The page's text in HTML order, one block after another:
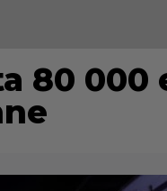
80 000